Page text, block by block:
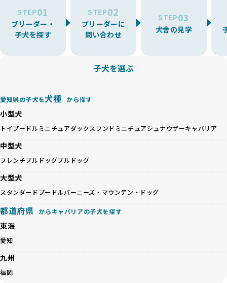
BreederFamiliesでは、アニマルウェルフェアを最優先に考
えた6つの絶対基準と12の総合基準を設定しています。これに
ことを徹底しています。
BreederFamiliesでは、以下の6項目を必須条件とし、これら
基づいた責任あるブリーディングを確保しています。
さらに、健康管理、社会性の育成、遺伝子検査、食事や運動
の質など、ワンちゃんの心身に配慮した飼育環境が整ってい
るかを評価する12項目の総合基準を設けています。これによ
り、より高い基準をクリアしたブリーダーだけを厳選してい
ます。
その結果、合格率10%未満という厳しい基準をクリアした優
良ブリーダーのみが登録されています。
BreederFamiliesでは、法令に準拠するだけでなく、ワンち
ゃんを家族のように愛するという理念を共有するブリーダー
のみを厳選しています。これにより、ユーザーの皆さんに安
心して選べる選択肢を提供しています。
「BreederFamilesのワンちゃんに優しい18の評価基準」は
こちら
BreederFamiliesでは、すべてのブリーダーを書類審査、直
接のヒアリング、現地確認を通じて厳しく評価しています。
たりストレスを抱えたりするリスクが高まります。
「少数の犬種に集中」の詳細はこちら
すが、無計画な交配には健康リスクが伴います。異なる犬種
の特徴を持つことで予測しにくい健康問題が発生する可能性
が高く、診断や治療も複雑化する場合があります。また、ミ
待する理想と現実が大きく異なることも少なくありません。
健康と性格を次世代に引き継ぐために、ミックス犬の繁殖を
避けます。無計画な交配がもたらすリスクを理解し、飼い主
殖を徹底しているのです。
一方、営利優先ブリーダーは流行や需要に応じて安易にミッ
が多く見受けられます。場合によっては、チワワ×ハスキー
等体格の異なるリスクの高い交配を行うこともあります。
ペットショップやペットオークションは、流通過程でワンち
られるなど、心身に大きな負担がかかります。このような環
境は、ストレスや感染リスクを増大させるだけでなく、ワン
があります。
STEP01
ブリーダー・
子犬を探す
STEP02
ブリーダーに
問い合わせ
STEP03
犬舎の見学
子犬を選ぶ
愛知県の子犬を犬種 から探す
小型犬
トイプードル ミニチュアダックスフンド ミニチュアシュナウザーキャバリア
中型犬
フレンチブルドッグブルドッグ
大型犬
スタンダードプードルバーニーズ・マウンテン・ドッグ
都道府県 からキャバリアの子犬を探す
東海
愛知
九州
福岡